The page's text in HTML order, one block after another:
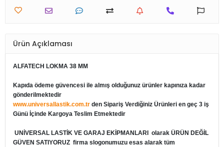
Ürün Açıklaması
ALFATECH LOKMA 38 MM
Kapıda ödeme güvencesi ile almış olduğunuz ürünler kapınıza kadar
gönderilmektedir
www.universallastik.com.tr den Sipariş Verdiğiniz Ürünleri en geç 3 iş
Günü İçinde Kargoya Teslim Etmektedir
UNİVERSAL LASTİK VE GARAJ EKİPMANLARI
olarak ÜRÜN DEĞİL
GÜVEN SATIYORUZ firma slogonumuzu esas alarak tüm